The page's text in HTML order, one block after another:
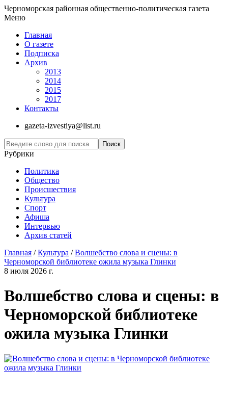
Черноморская районная общественно-политическая газета
Меню
Главная
О газете
Подписка
Архив
2013
2014
2015
2017
Контакты
gazeta-izvestiya@list.ru
Рубрики
Политика
Общество
Проиcшествия
Культура
Спорт
Афиша
Интервью
Архив статей
Главная /Культура /Волшебство слова и сцены: в
Черноморской библиотеке ожила музыка Глинки
8 июля 2026 г.
Волшебство слова и сцены: в
Черноморской библиотеке
ожила музыка Глинки